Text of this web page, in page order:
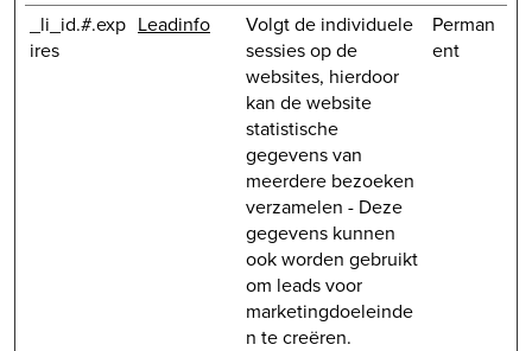
_li_id.#.exp
ires
Leadinfo
Volgt de individuele
sessies op de
websites, hierdoor
kan de website
statistische
gegevens van
meerdere bezoeken
verzamelen - Deze
gegevens kunnen
ook worden gebruikt
om leads voor
marketingdoeleinde
n te creëren.
Perman
ent